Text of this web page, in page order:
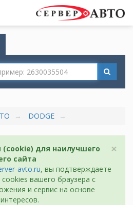
DODGE
×
для наилучшего
сайта
avto.ru, вы подтверждаете
вашего браузера с
и сервис на основе